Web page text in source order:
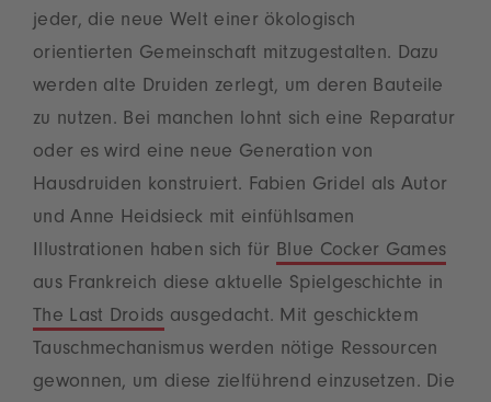
jeder, die neue Welt einer ökologisch
orientierten Gemeinschaft mitzugestalten. Dazu
werden alte Druiden zerlegt, um deren Bauteile
zu nutzen. Bei manchen lohnt sich eine Reparatur
oder es wird eine neue Generation von
Hausdruiden konstruiert. Fabien Gridel als Autor
und Anne Heidsieck mit einfühlsamen
Illustrationen haben sich für Blue Cocker Games
aus Frankreich diese aktuelle Spielgeschichte in
The Last Droids ausgedacht. Mit geschicktem
Tauschmechanismus werden nötige Ressourcen
gewonnen, um diese zielführend einzusetzen. Die